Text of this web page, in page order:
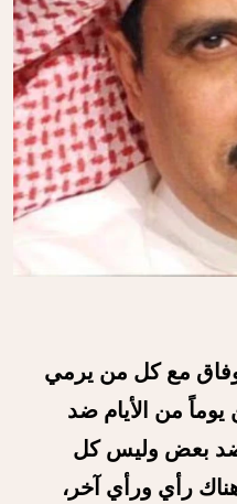
وفاق مع كل من يرمي
يوماً من الأيام ضد
ضد بعض وليس كل
رأي ورأي آخر،